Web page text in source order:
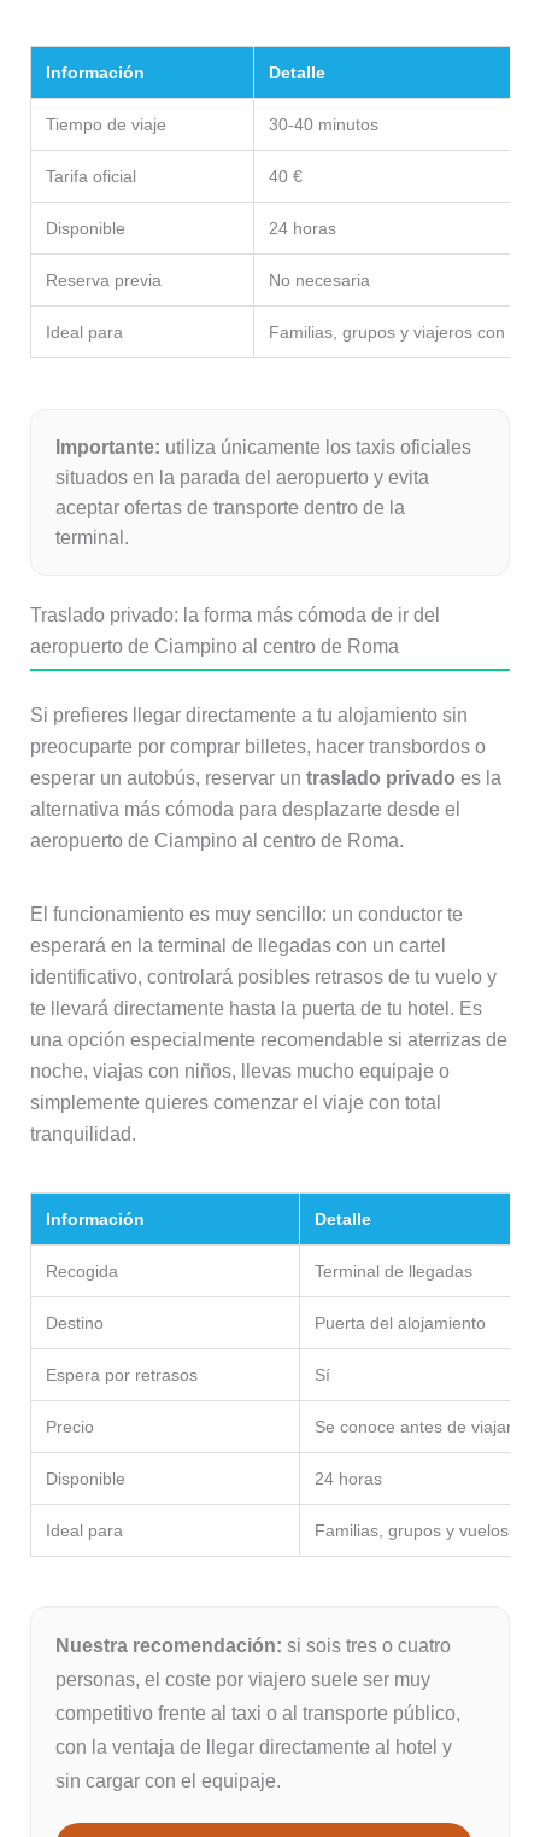
Información Detalle
Tiempo de viaje 30-40 minutos
Tarifa oficial 40 €
Disponible 24 horas
Reserva previa No necesaria
Ideal para Familias, grupos y viajeros con
Importante: utiliza únicamente los taxis oficiales
situados en la parada del aeropuerto y evita
aceptar ofertas de transporte dentro de la
terminal.
Traslado privado: la forma más cómoda de ir del
aeropuerto de Ciampino al centro de Roma
Si prefieres llegar directamente a tu alojamiento sin
preocuparte por comprar billetes, hacer transbordos o
esperar un autobús, reservar un traslado privado es la
alternativa más cómoda para desplazarte desde el
aeropuerto de Ciampino al centro de Roma.
El funcionamiento es muy sencillo: un conductor te
esperará en la terminal de llegadas con un cartel
identificativo, controlará posibles retrasos de tu vuelo y
te llevará directamente hasta la puerta de tu hotel. Es
una opción especialmente recomendable si aterrizas de
noche, viajas con niños, llevas mucho equipaje o
simplemente quieres comenzar el viaje con total
tranquilidad.
Información Detalle
Recogida Terminal de llegadas
Destino Puerta del alojamiento
Espera por retrasos Sí
Precio Se conoce antes de viajar
Disponible 24 horas
Ideal para Familias, grupos y vuelos
Nuestra recomendación: si sois tres o cuatro
personas, el coste por viajero suele ser muy
competitivo frente al taxi o al transporte público,
con la ventaja de llegar directamente al hotel y
sin cargar con el equipaje.